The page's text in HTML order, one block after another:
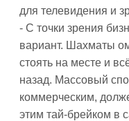
для телевидения и
- С точки зрения
вариант. Шахматы
стоять на месте и
назад. Массовый
коммерческим,
этим тай-брейком в